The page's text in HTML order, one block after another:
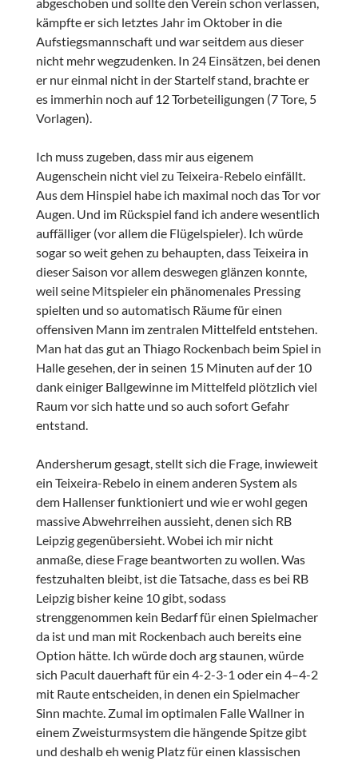
abgeschoben und sollte den Verein schon verlassen,
kämpfte er sich letztes Jahr im Oktober in die
Aufstiegsmannschaft und war seitdem aus dieser
nicht mehr wegzudenken. In 24 Einsätzen, bei denen
er nur einmal nicht in der Startelf stand, brachte er
es immerhin noch auf 12 Torbeteiligungen (7 Tore, 5
Vorlagen).
Ich muss zugeben, dass mir aus eigenem
Augenschein nicht viel zu Teixeira-Rebelo einfällt.
Aus dem Hinspiel habe ich maximal noch das Tor vor
Augen. Und im Rückspiel fand ich andere wesentlich
auffälliger (vor allem die Flügelspieler). Ich würde
sogar so weit gehen zu behaupten, dass Teixeira in
dieser Saison vor allem deswegen glänzen konnte,
weil seine Mitspieler ein phänomenales Pressing
spielten und so automatisch Räume für einen
offensiven Mann im zentralen Mittelfeld entstehen.
Man hat das gut an Thiago Rockenbach beim Spiel in
Halle gesehen, der in seinen 15 Minuten auf der 10
dank einiger Ballgewinne im Mittelfeld plötzlich viel
Raum vor sich hatte und so auch sofort Gefahr
entstand.
Andersherum gesagt, stellt sich die Frage, inwieweit
ein Teixeira-Rebelo in einem anderen System als
dem Hallenser funktioniert und wie er wohl gegen
massive Abwehrreihen aussieht, denen sich RB
Leipzig gegenübersieht. Wobei ich mir nicht
anmaße, diese Frage beantworten zu wollen. Was
festzuhalten bleibt, ist die Tatsache, dass es bei RB
Leipzig bisher keine 10 gibt, sodass
strenggenommen kein Bedarf für einen Spielmacher
da ist und man mit Rockenbach auch bereits eine
Option hätte. Ich würde doch arg staunen, würde
sich Pacult dauerhaft für ein 4-2-3-1 oder ein 4–4-2
mit Raute entscheiden, in denen ein Spielmacher
Sinn machte. Zumal im optimalen Falle Wallner in
einem Zweisturmsystem die hängende Spitze gibt
und deshalb eh wenig Platz für einen klassischen